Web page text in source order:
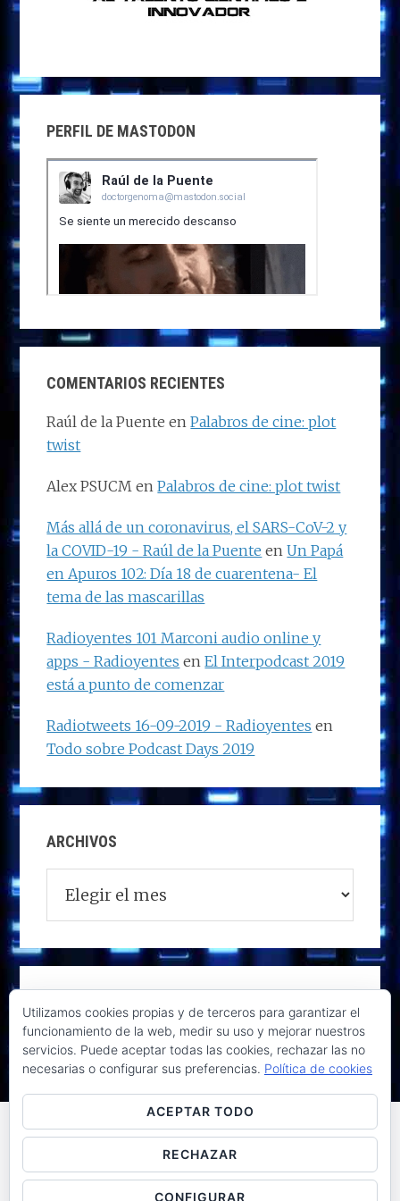
PERFIL DE MASTODON
COMENTARIOS RECIENTES
Raúl de la Puente enPalabros de cine: plot
twist
Alex PSUCM enPalabros de cine: plot twist
Más allá de un coronavirus, el SARS-CoV-2 y
la COVID-19 - Raúl de la Puente enUn Papá
en Apuros 102: Día 18 de cuarentena- El
tema de las mascarillas
Radioyentes 101 Marconi audio online y
apps - Radioyentes enEl Interpodcast 2019
está a punto de comenzar
Radiotweets 16-09-2019 - Radioyentes en
Todo sobre Podcast Days 2019
ARCHIVOS
Raúl de la Puente - Derechos reservados© 2026 ·
Acceder
Utilizamos cookies propias y de terceros para garantizar el
funcionamiento de la web, medir su uso y mejorar nuestros
servicios. Puede aceptar todas las cookies, rechazar las no
necesarias o configurar sus preferencias. Política de cookies
ACEPTAR TODO
RECHAZAR
CONFIGURAR